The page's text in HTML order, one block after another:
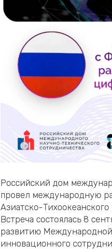
Российский дом
провел международную
Азиатско-
Встреча состоялась 8
развитию
инновационного